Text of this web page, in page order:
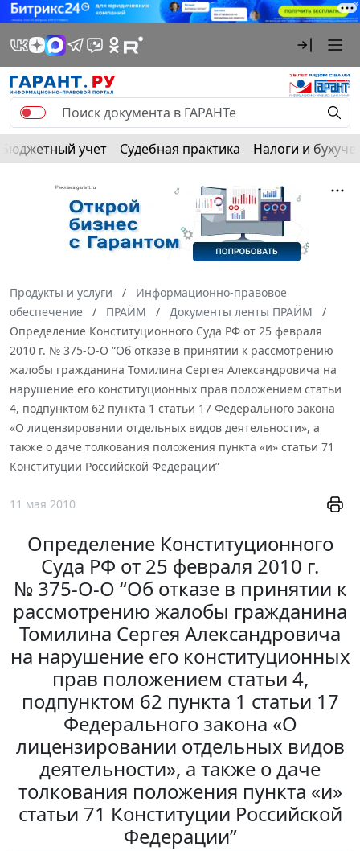
Бюджетный учет Судебная практика Налоги и
Продукты и услуги
Информационно-правовое
обеспечение
ПРАЙМ
Документы ленты ПРАЙМ
Определение Конституционного Суда РФ от 25 февраля
2010 г. № 375-О-О “Об отказе в принятии к рассмотрению
жалобы гражданина Томилина Сергея Александровича на
нарушение его конституционных прав положением статьи
4, подпунктом 62 пункта 1 статьи 17 Федерального закона
«О лицензировании отдельных видов деятельности», а
также о даче толкования положения пункта «и» статьи 71
Конституции Российской Федерации”
11 мая 2010
Определение Конституционного
Суда РФ от 25 февраля 2010 г.
№ 375-О-О “Об отказе в принятии к
рассмотрению жалобы гражданина
Томилина Сергея Александровича
на нарушение его конституционных
прав положением статьи 4,
подпунктом 62 пункта 1 статьи 17
Федерального закона «О
лицензировании отдельных видов
деятельности», а также о даче
толкования положения пункта «и»
статьи 71 Конституции Российской
Федерации”